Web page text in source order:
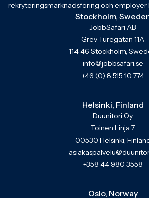
rekryteringsmarknadsföring och employer
Stockholm,
JobbSafari AB
Grev Turegatan 11A
114 46 Stockholm,
info@jobbsafari.se
+46 (0) 8 515 10 774
Helsinki, Finland
Duunitori Oy
Toinen Linja 7
00530 Helsinki,
+358 44 980 3558
Oslo, Norway